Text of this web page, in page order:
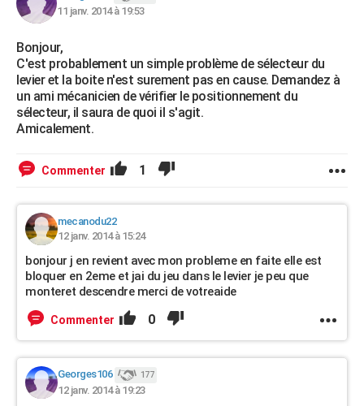
COPAINS D'AVANT
S'inscrire
Se connecter
Lycées
Collèges
Primaires
Universités
Entreprises
Service militaire
Avis de recherche
AVIS DE DÉCÈS
FORUM
Bricolage
Lifestyle
Culture
Sport
Auto
Television
Voyage
Cinema
11 janv. 2014 à 19:53
Bonjour,
C'est probablement un simple problème de sélecteur du
levier et la boite n'est surement pas en cause. Demandez à
un ami mécanicien de vérifier le positionnement du
sélecteur, il saura de quoi il s'agit.
Amicalement.
Commenter 1
mecanodu22
12 janv. 2014 à 15:24
bonjour j en revient avec mon probleme en faite elle est
bloquer en 2eme et jai du jeu dans le levier je peu que
monteret descendre merci de votreaide
Commenter 0
Georges106 177
12 janv. 2014 à 19:23